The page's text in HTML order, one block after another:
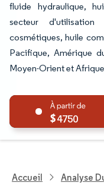
fluide hydraulique,
secteur
cosmétiques, huile
Pacifique, Amérique
Moyen-Orient et
4750
Accueil Analyse